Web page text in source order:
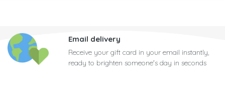
Email delivery
Receive your gift card in your email instantly,
ready to brighten someone's day in seconds